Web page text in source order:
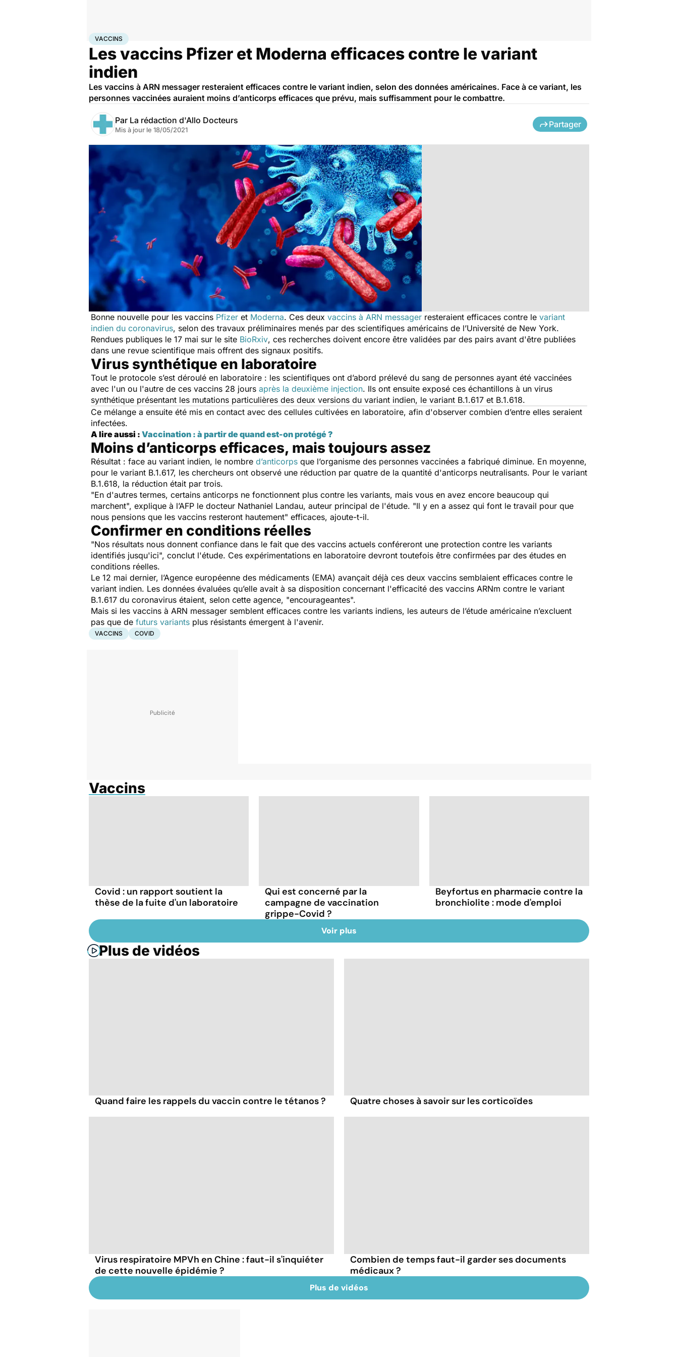
AccueilSanté Médicaments
VACCINS
Les vaccins Pfizer et Moderna efficaces contre le variant
indien
Les vaccins à ARN messager resteraient efficaces contre le variant indien, selon des données américaines. Face à ce variant, les
personnes vaccinées auraient moins d’anticorps efficaces que prévu, mais suffisamment pour le combattre.
Par La rédaction d'Allo Docteurs
Mis à jour le 18/05/2021
Partager
Bonne nouvelle pour les vaccins Pfizer et Moderna. Ces deux vaccins à ARN messager resteraient efficaces contre le variant
indien du coronavirus, selon des travaux préliminaires menés par des scientifiques américains de l’Université de New York.
Rendues publiques le 17 mai sur le site BioRxiv, ces recherches doivent encore être validées par des pairs avant d'être publiées
dans une revue scientifique mais offrent des signaux positifs.
Virus synthétique en laboratoire
Tout le protocole s’est déroulé en laboratoire : les scientifiques ont d’abord prélevé du sang de personnes ayant été vaccinées
avec l'un ou l'autre de ces vaccins 28 jours après la deuxième injection. Ils ont ensuite exposé ces échantillons à un virus
synthétique présentant les mutations particulières des deux versions du variant indien, le variant B.1.617 et B.1.618.
Ce mélange a ensuite été mis en contact avec des cellules cultivées en laboratoire, afin d'observer combien d’entre elles seraient
infectées.
A lire aussi : Vaccination : à partir de quand est-on protégé ?
Moins d’anticorps efficaces, mais toujours assez
Résultat : face au variant indien, le nombre d’anticorps que l’organisme des personnes vaccinées a fabriqué diminue. En moyenne,
pour le variant B.1.617, les chercheurs ont observé une réduction par quatre de la quantité d'anticorps neutralisants. Pour le variant
B.1.618, la réduction était par trois.
"En d'autres termes, certains anticorps ne fonctionnent plus contre les variants, mais vous en avez encore beaucoup qui
marchent", explique à l’AFP le docteur Nathaniel Landau, auteur principal de l'étude. "Il y en a assez qui font le travail pour que
nous pensions que les vaccins resteront hautement" efficaces, ajoute-t-il.
Confirmer en conditions réelles
"Nos résultats nous donnent confiance dans le fait que des vaccins actuels conféreront une protection contre les variants
identifiés jusqu'ici", conclut l'étude. Ces expérimentations en laboratoire devront toutefois être confirmées par des études en
conditions réelles.
Le 12 mai dernier, l’Agence européenne des médicaments (EMA) avançait déjà ces deux vaccins semblaient efficaces contre le
variant indien. Les données évaluées qu’elle avait à sa disposition concernant l'efficacité des vaccins ARNm contre le variant
B.1.617 du coronavirus étaient, selon cette agence, "encourageantes".
Mais si les vaccins à ARN messager semblent efficaces contre les variants indiens, les auteurs de l’étude américaine n’excluent
pas que de futurs variants plus résistants émergent à l'avenir.
VACCINS COVID
Vaccins
Covid : un rapport soutient la
thèse de la fuite d'un laboratoire
Qui est concerné par la
campagne de vaccination
grippe-Covid ?
Beyfortus en pharmacie contre la
bronchiolite : mode d'emploi
Voir plus
Plus de vidéos
Quand faire les rappels du vaccin contre le tétanos ? Quatre choses à savoir sur les corticoïdes
Virus respiratoire MPVh en Chine : faut-il s'inquiéter
de cette nouvelle épidémie ?
Combien de temps faut-il garder ses documents
médicaux ?
Plus de vidéos